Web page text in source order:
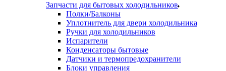
Запчасти для бытовых холодильников
Полки/Балконы
Уплотнитель для двери холодильника
Ручки для холодильников
Испарители
Конденсаторы бытовые
Датчики и термопредохранители
Блоки управления